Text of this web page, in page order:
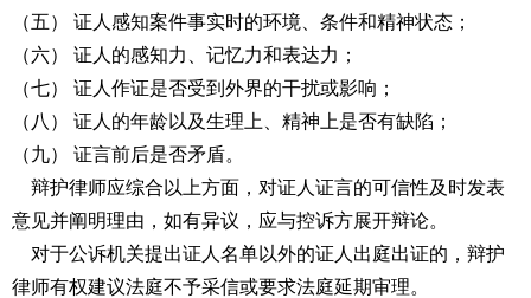
（五） 证人感知案件事实时的环境、条件和精神状态；
（六） 证人的感知力、记忆力和表达力；
（七） 证人作证是否受到外界的干扰或影响；
（八） 证人的年龄以及生理上、精神上是否有缺陷；
（九） 证言前后是否矛盾。
辩护律师应综合以上方面，对证人证言的可信性及时发表
意见并阐明理由，如有异议，应与控诉方展开辩论。
对于公诉机关提出证人名单以外的证人出庭出证的，辩护
律师有权建议法庭不予采信或要求法庭延期审理。